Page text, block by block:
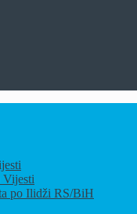
Vijesti
po Ilidži RS/BiH